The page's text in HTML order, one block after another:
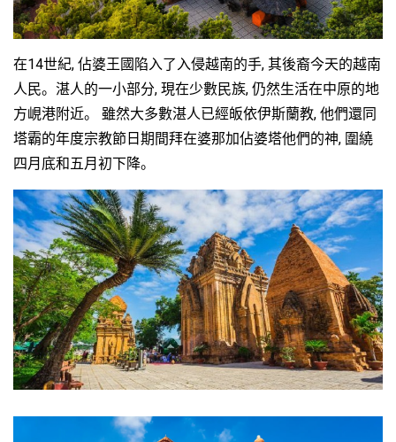
在14世紀, 佔婆王國陷入了入侵越南的手, 其後裔今天的越南
人民。湛人的一小部分, 現在少數民族, 仍然生活在中原的地
方峴港附近。 雖然大多數湛人已經皈依伊斯蘭教, 他們還同
塔霸的年度宗教節日期間拜在婆那加佔婆塔他們的神, 圍繞
四月底和五月初下降。